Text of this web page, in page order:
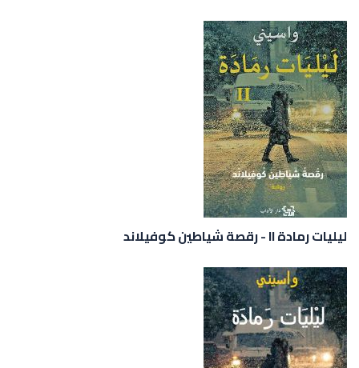
ليليات رمادة II - رقصة شياطين كوفيلاند